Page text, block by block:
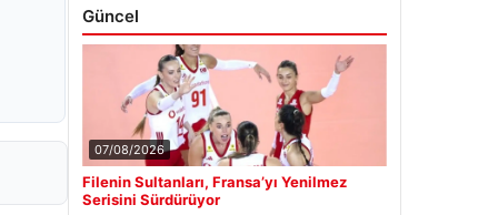
Güncel
07/08/2026
Filenin Sultanları, Fransa’yı Yenilmez
Serisini Sürdürüyor